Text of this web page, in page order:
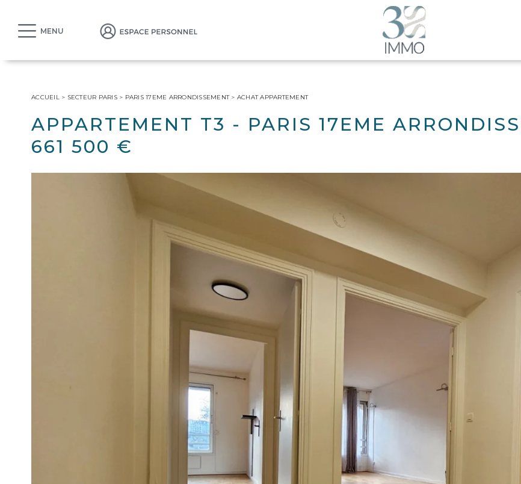
MENU
ACCUEIL> SECTEUR PARIS> PARIS 17EME ARRONDISSEMENT> ACHAT APPARTEMENT
APPARTEMENT T3 - PARIS 17EME
661 500 €